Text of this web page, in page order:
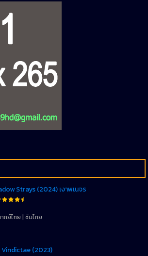
Strays (2024) เงาพเนจร
กย์ไทย | ซับไทย
Vindictae (2023)